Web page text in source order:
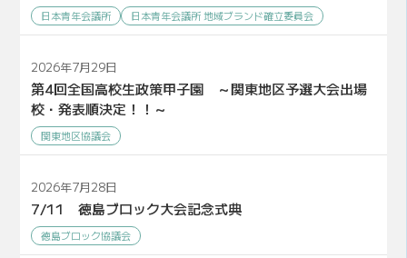
日本青年会議所 日本青年会議所 地域ブランド確立委員会
2026年7月29日
第4回全国高校生政策甲子園 ～関東地区予選大会出場
校・発表順決定！！～
関東地区協議会
2026年7月28日
7/11 徳島ブロック大会記念式典
徳島ブロック協議会